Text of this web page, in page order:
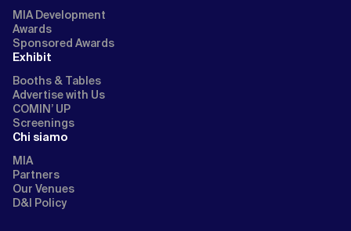
MIA Development
Awards
Sponsored Awards
Exhibit
Booths & Tables
Advertise with Us
COMIN’ UP
Screenings
Chi siamo
MIA
Partners
Our Venues
D&I Policy